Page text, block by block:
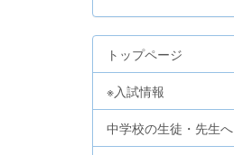
トップページ
※入試情報
中学校の生徒・先生へ